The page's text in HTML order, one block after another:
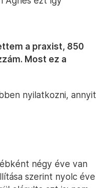
a praxist, 850
Most ez a
nyilatkozni, annyit
négy éve van
szerint nyolc éve